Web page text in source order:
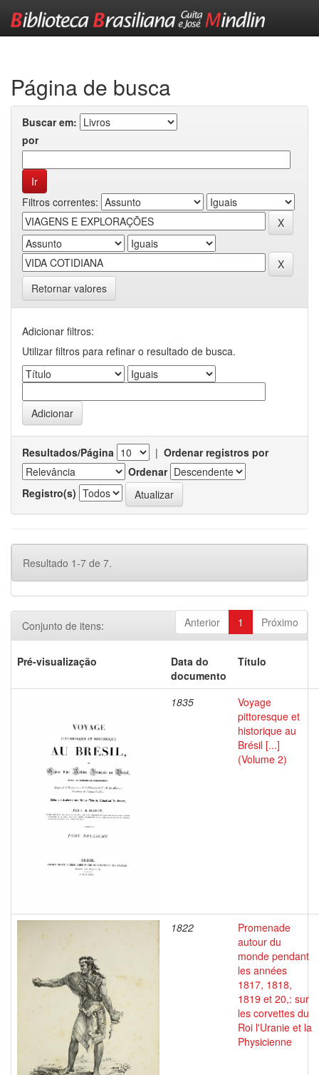
Página de busca
Buscar em:
por
Filtros correntes:
Retornar valores
Adicionar filtros:
Utilizar filtros para refinar o resultado de busca.
Resultados/Página | Ordenar registros por
Ordenar
Registro(s)
Resultado 1-7 de 7.
Anterior 1 Próximo
Conjunto de itens:
Pré-visualização
Data do
documento
Título
1835
Voyage
pittoresque et
historique au
Brésil [...]
(Volume 2)
1822
Promenade
autour du
monde pendant
les années
1817, 1818,
1819 et 20,: sur
les corvettes du
Roi l'Uranie et la
Physicienne